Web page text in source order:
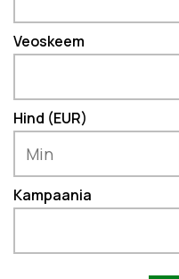
Veoskeem
Hind (EUR)
Kampaania